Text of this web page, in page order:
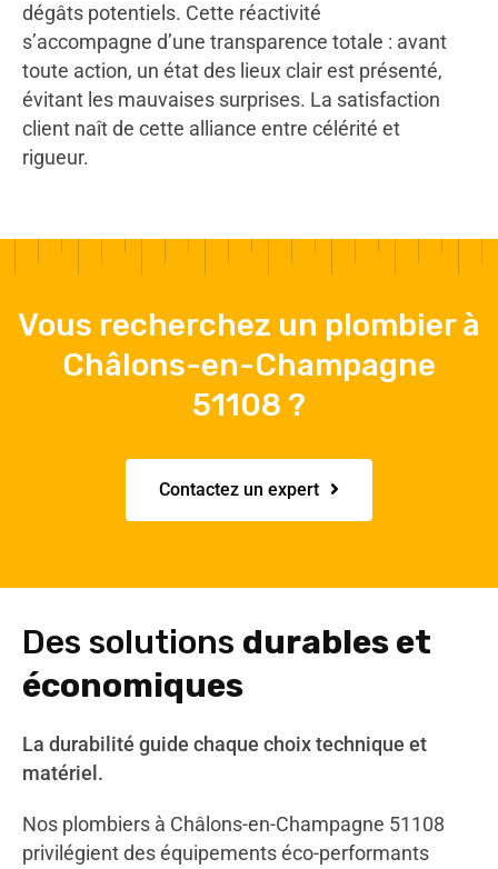
dégâts potentiels. Cette réactivité
s’accompagne d’une transparence totale : avant
toute action, un état des lieux clair est présenté,
évitant les mauvaises surprises. La satisfaction
client naît de cette alliance entre célérité et
rigueur.
Vous recherchez un plombier à
Châlons-en-Champagne
51108 ?
Contactez un expert
Des solutions durables et
économiques
La durabilité guide chaque choix technique et
matériel.
Nos plombiers à Châlons-en-Champagne 51108
privilégient des équipements éco-performants